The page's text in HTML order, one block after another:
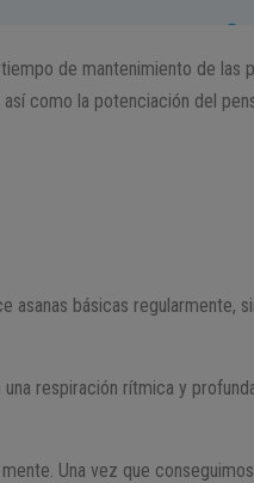
de mantenimiento de las
como la potenciación del
asanas básicas regularmente,
respiración rítmica y
Una vez que